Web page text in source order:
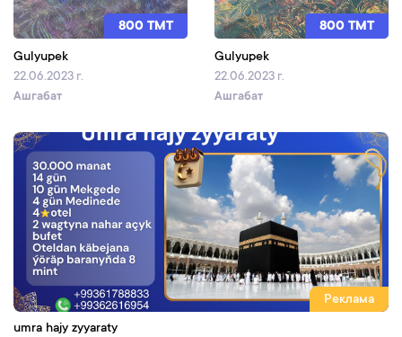
800 TMT
Gulyupek
22.06.2023 г.
Ашгабат
800 TMT
Gulyupek
22.06.2023 г.
Ашгабат
Реклама
umra hajy zyyaraty